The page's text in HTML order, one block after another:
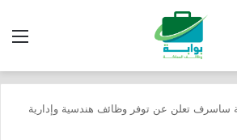
ساسرف تعلن عن توفر وظائف هندسية وإدارية